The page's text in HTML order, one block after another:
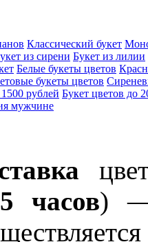
Классический букет
из сирени Букет из лилии
Белые букеты цветов
букеты цветов
рублей Букет цветов до
мужчине
часов) —